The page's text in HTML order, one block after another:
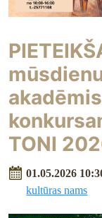
TONI
01.05.2026
kultūras nams